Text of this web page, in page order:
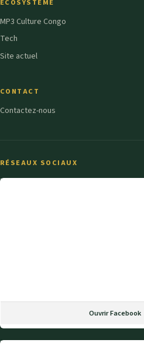
ÉCOSYSTÈME
MP3 Culture Congo
Tech
Site actuel
CONTACT
Contactez-nous
RÉSEAUX SOCIAUX
Ouvrir